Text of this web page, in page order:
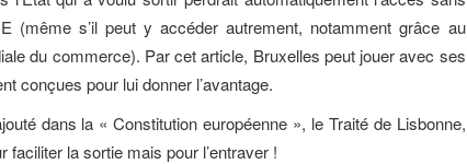
(même s’il peut y accéder autrement, notamment grâce au
du commerce). Par cet article, Bruxelles peut jouer avec ses
conçues pour lui donner l’avantage.
dans la « Constitution européenne », le Traité de Lisbonne,
faciliter la sortie mais pour l’entraver !